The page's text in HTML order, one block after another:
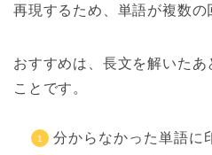
再現するため、単語が複数の
おすすめは、長文を解いた
ことです。
分からなかった単語に